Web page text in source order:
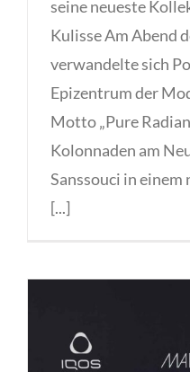
seine neueste
Kulisse Am Abend
verwandelte sich
Epizentrum der
Motto „Pure
Kolonnaden am
Sanssouci in einem
[...]